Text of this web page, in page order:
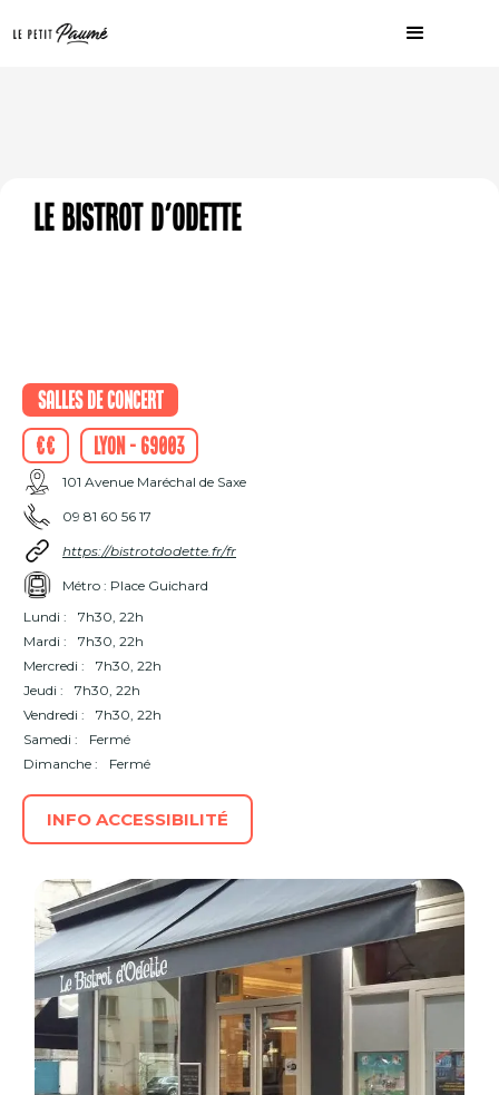
Le bistrot d'Odette
Salles de concert
€€
Lyon - 69003
101 Avenue Maréchal de Saxe
09 81 60 56 17
https://bistrotdodette.fr/fr
Métro : Place Guichard
Lundi :
7h30, 22h
Mardi :
7h30, 22h
Mercredi :
7h30, 22h
Jeudi :
7h30, 22h
Vendredi :
7h30, 22h
Samedi :
Fermé
Dimanche :
Fermé
INFO ACCESSIBILITÉ